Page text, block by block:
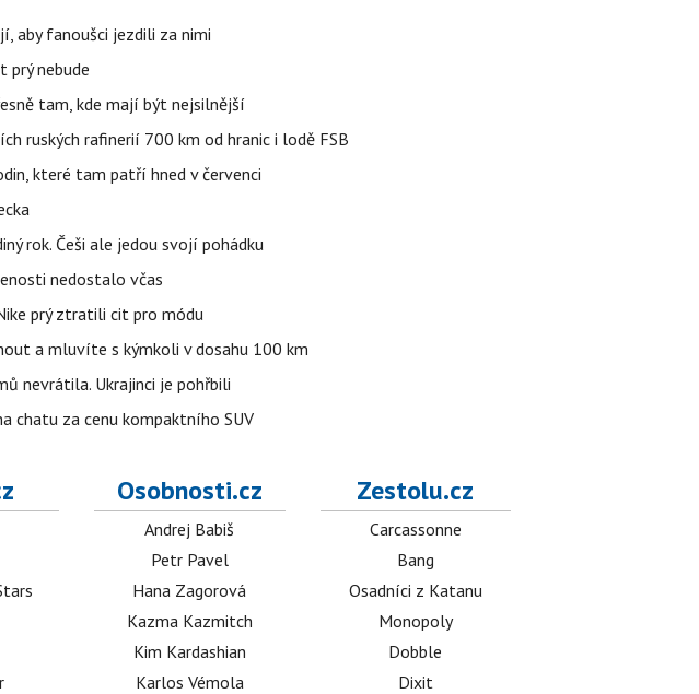
aby fanoušci jezdili za nimi
prý nebude
tam, kde mají být nejsilnější
ruských rafinerií 700 km od hranic i lodě FSB
které tam patří hned v červenci
rok. Češi ale jedou svojí pohádku
nedostalo včas
prý ztratili cit pro módu
a mluvíte s kýmkoli v dosahu 100 km
nevrátila. Ukrajinci je pohřbili
chatu za cenu kompaktního SUV
Osobnosti.cz
Andrej Babiš
Petr Pavel
Hana Zagorová
Kazma Kazmitch
Kim Kardashian
Karlos Vémola
Zestolu.cz
Carcassonne
Bang
Osadníci z Katanu
Monopoly
Dobble
Dixit